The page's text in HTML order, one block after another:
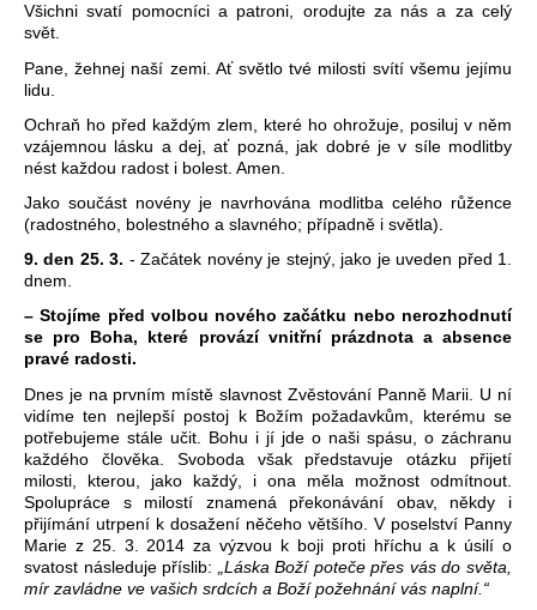
Všichni svatí pomocníci a patroni, orodujte za nás a za celý
svět.
Pane, žehnej naší zemi. Ať světlo tvé milosti svítí všemu jejímu
lidu.
Ochraň ho před každým zlem, které ho ohrožuje, posiluj v něm
vzájemnou lásku a dej, ať pozná, jak dobré je v síle modlitby
nést každou radost i bolest. Amen.
Jako součást novény je navrhována modlitba celého růžence
(radostného, bolestného a slavného; případně i světla).
9. den 25. 3. - Začátek novény je stejný, jako je uveden před 1.
dnem.
– Stojíme před volbou nového začátku nebo nerozhodnutí
se pro Boha, které provází vnitřní prázdnota a absence
pravé radosti.
Dnes je na prvním místě slavnost Zvěstování Panně Marii. U ní
vidíme ten nejlepší postoj k Božím požadavkům, kterému se
potřebujeme stále učit. Bohu i jí jde o naši spásu, o záchranu
každého člověka. Svoboda však představuje otázku přijetí
milosti, kterou, jako každý, i ona měla možnost odmítnout.
Spolupráce s milostí znamená překonávání obav, někdy i
přijímání utrpení k dosažení něčeho většího. V poselství Panny
Marie z 25. 3. 2014 za výzvou k boji proti hříchu a k úsilí o
svatost následuje příslib:
„Láska Boží poteče přes vás do světa,
mír zavládne ve vašich srdcích a Boží požehnání vás naplní.“